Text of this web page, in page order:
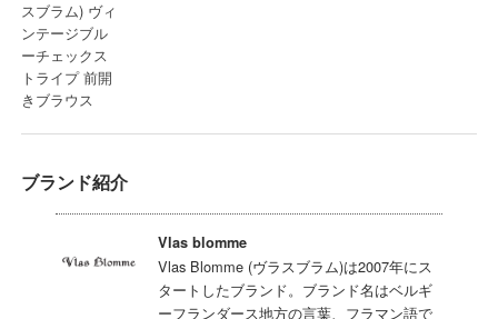
ブランド紹介
Vlas blomme
Vlas Blomme (ヴラスブラム)は2007年にス
タートしたブランド。ブランド名はベルギ
ーフランダース地方の言葉、フラマン語で